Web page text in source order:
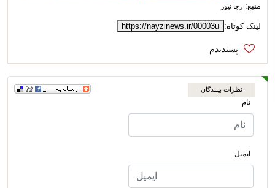
منبع: رجا نیوز
لینک کوتاه: https://nayzinews.ir/00003u
نظرات بینندگان
نام
ایمیل